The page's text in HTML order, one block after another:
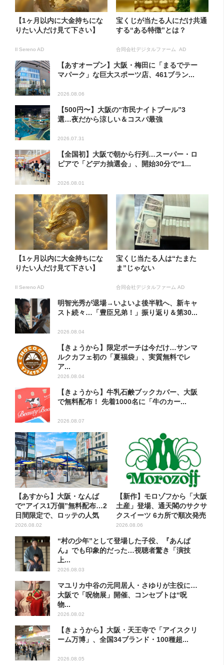
【1ヶ月以内に大金持ちにな
りたい人だけ見て下さい】
Il Sereno AD
宝くじが当たる人にだけ共通
する“ある特徴”とは？
合同会社デジタルファーム AD
【あすオープン】大阪・梅田に「まるでテー
マパーク」な巨大スポーツ店、461ブラン...
2026.08.06
【500円〜】大阪の“市民ナイトプール”3
選…夜だから涼しい＆コスパ最強
2026.07.31
【全国初】大阪で朝から行列…スーパー・ロ
ピアで「どデカ抽選会」、開始30分で“1...
2026.08.01
【1ヶ月以内に大金持ちにな
りたい人だけ見て下さい】
Il Sereno AD
宝くじ当たる人は“たまた
ま”じゃない
合同会社デジタルファーム AD
明智光秀が退場→いよいよ後半戦へ、新キャ
スト続々…「豊臣兄弟！」振り返り＆第30...
2026.08.04
【きょうから】限定ポーチは今だけ…サンマ
ルクカフェ初の「夏福袋」、実質無料でレ
ア...
2026.08.04
【きょうから】牛乳石鹸ブックカバー、大阪
で無料配布！ 先着1000名に「牛のカー...
2026.08.07
【あすから】大阪・なんば
で“アイス1万個”無料配布…2
日間限定で、ロッテの人気
商...
2026.08.02
【新作】モロゾフから「大阪
土産」登場、通天閣のサクサ
クスイーツ 6カ所で順次発売
2026.08.06
“村の少年”として登場した子役、『あんぱ
ん』でも印象的だった…視聴者驚き「演技
上...
2026.08.03
マユリカ中谷の元同居人・さゆりが主役に…
大阪で「呪物展」開催、コンセプトは“呪
物...
2026.08.02
【きょうから】大阪・天王寺で「アイスクリ
ーム万博」、全国34ブランド・100種超...
2026.08.05